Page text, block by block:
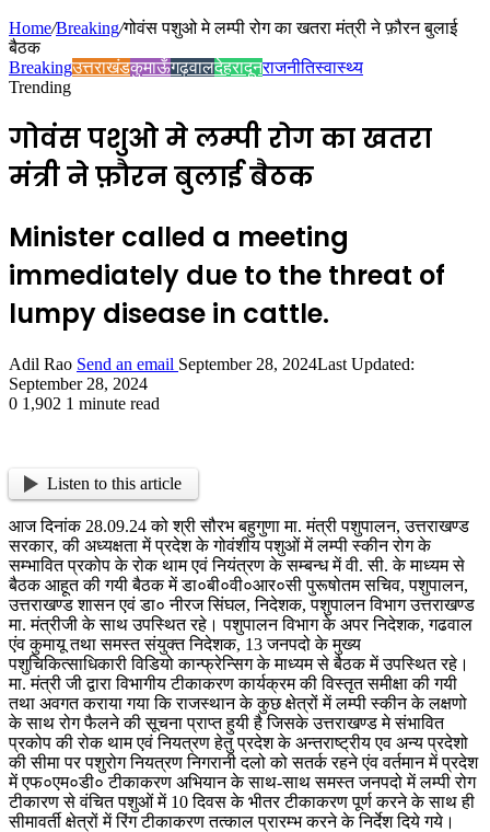
Home/Breaking/गोवंस पशुओ मे लम्पी रोग का खतरा मंत्री ने फ़ौरन बुलाई
बैठक
Breakingउत्तराखंडकुमाऊँगढ़वालदेहरादूनराजनीतिस्वास्थ्य
Trending
गोवंस पशुओ मे लम्पी रोग का खतरा
मंत्री ने फ़ौरन बुलाई बैठक
Minister called a meeting
immediately due to the threat of
lumpy disease in cattle.
Adil Rao Send an email September 28, 2024Last Updated:
September 28, 2024
0 1,902 1 minute read
Listen to this article
आज दिनांक 28.09.24 को श्री सौरभ बहुगुणा मा. मंत्री पशुपालन, उत्तराखण्ड
सरकार, की अध्यक्षता में प्रदेश के गोवंशीय पशुओं में लम्पी स्कीन रोग के
सम्भावित प्रकोप के रोक थाम एवं नियंत्रण के सम्बन्ध में वी. सी. के माध्यम से
बैठक आहूत की गयी बैठक में डा०बी०वी०आर०सी पुरूषोतम सचिव, पशुपालन,
उत्तराखण्ड शासन एवं डा० नीरज सिंघल, निदेशक, पशुपालन विभाग उत्तराखण्ड
मा. मंत्रीजी के साथ उपस्थित रहे। पशुपालन विभाग के अपर निदेशक, गढवाल
एंव कुमायू तथा समस्त संयुक्त निदेशक, 13 जनपदो के मुख्य
पशुचिकित्साधिकारी विडियो कान्फ्रेन्सिग के माध्यम से बैठक में उपस्थित रहे।
मा. मंत्री जी द्वारा विभागीय टीकाकरण कार्यक्रम की विस्तृत समीक्षा की गयी
तथा अवगत कराया गया कि राजस्थान के कुछ क्षेत्रों में लम्पी स्कीन के लक्षणो
के साथ रोग फैलने की सूचना प्राप्त हुयी है जिसके उत्तराखण्ड मे संभावित
प्रकोप की रोक थाम एवं नियत्रण हेतु प्रदेश के अन्तराष्ट्रीय एव अन्य प्रदेशो
की सीमा पर पशुरोग नियत्रण निगरानी दलो को सतर्क रहने एंव वर्तमान में प्रदेश
में एफ०एम०डी० टीकाकरण अभियान के साथ-साथ समस्त जनपदो में लम्पी रोग
टीकारण से वंचित पशुओं में 10 दिवस के भीतर टीकाकरण पूर्ण करने के साथ ही
सीमावर्ती क्षेत्रों में रिंग टीकाकरण तत्काल प्रारम्भ करने के निर्देश दिये गये।